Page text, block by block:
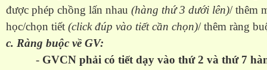
được phép chồng lấn nhau (hàng thứ 3 dưới lên)/ thêm
học/chọn tiết (click đúp vào tiết cần chọn)/ thêm ràng
c. Ràng buộc về GV:
- GVCN phải có tiết dạy vào thứ 2 và thứ 7